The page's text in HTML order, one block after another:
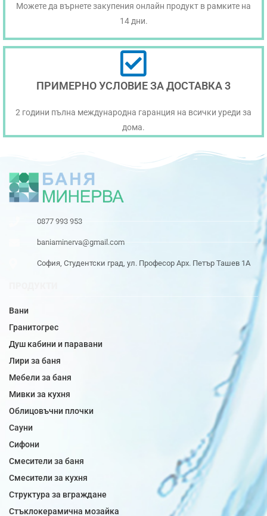
Можете да върнете закупения онлайн продукт в рамките на
14 дни.
ПРИМЕРНО УСЛОВИЕ ЗА ДОСТАВКА 3
2 години пълна международна гаранция на всички уреди за
дома.
0877 993 953
baniaminerva@gmail.com
София, Студентски град, ул. Професор Арх. Петър Ташев 1А
Вани
Гранитогрес
Душ кабини и паравани
Лири за баня
Мебели за баня
Мивки за кухня
Облицовъчни плочки
Сауни
Сифони
Смесители за баня
Смесители за кухня
Структура за вграждане
Стъклокерамична мозайка